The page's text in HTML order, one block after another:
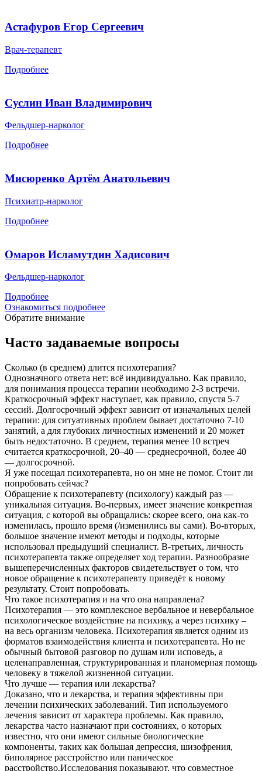
Астафуров Егор Сергеевич
Врач-терапевт
Подробнее
Суслин Иван Владимирович
Фельдшер-нарколог
Подробнее
Мисюренко Артём Анатольевич
Психиатр-нарколог
Подробнее
Омаров Исламутдин Хадисович
Фельдшер-нарколог
Подробнее
Ознакомиться подробнее
Обратите внимание
Часто задаваемые вопросы
Сколько (в среднем) длится психотерапия?
Однозначного ответа нет: всё индивидуально. Как правило,
для понимания процесса терапии необходимо 2-3 встречи.
Краткосрочный эффект наступает, как правило, спустя 5-7
сессий. Долгосрочный эффект зависит от изначальных целей
терапии: для ситуативных проблем бывает достаточно 7-10
занятий, а для глубоких личностных изменений и 20 может
быть недостаточно. В среднем, терапия менее 10 встреч
считается краткосрочной, 20–40 — среднесрочной, более 40
— долгосрочной.
Я уже посещал психотерапевта, но он мне не помог. Стоит ли
попробовать сейчас?
Обращение к психотерапевту (психологу) каждый раз —
уникальная ситуация. Во-первых, имеет значение конкретная
ситуация, с которой вы обращались: скорее всего, она как-то
изменилась, прошло время (/изменились вы сами). Во-вторых,
большое значение имеют методы и подходы, которые
использовал предыдущий специалист. В-третьих, личность
психотерапевта также определяет ход терапии. Разнообразие
вышеперечисленных факторов свидетельствует о том, что
новое обращение к психотерапевту приведёт к новому
результату. Стоит попробовать.
Что такое психотерапия и на что она направлена?
Психотерапия — это комплексное вербальное и невербальное
психологическое воздействие на психику, а через психику –
на весь организм человека. Психотерапия является одним из
форматов взаимодействия клиента и психотерапевта. Но не
обычный бытовой разговор по душам или исповедь, а
целенаправленная, структурированная и планомерная помощь
человеку в тяжелой жизненной ситуации.
Что лучше — терапия или лекарства?
Доказано, что и лекарства, и терапия эффективны при
лечении психических заболеваний. Тип используемого
лечения зависит от характера проблемы. Как правило,
лекарства часто назначают при состояниях, о которых
известно, что они имеют сильные биологические
компоненты, таких как большая депрессия, шизофрения,
биполярное расстройство или паническое
расстройство.Исследования показывают, что совместное